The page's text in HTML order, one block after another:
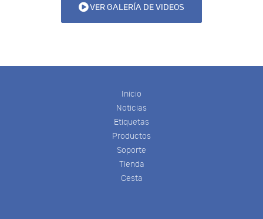
VER GALERÍA DE VIDEOS
Inicio
Noticias
Etiquetas
Productos
Soporte
Tienda
Cesta